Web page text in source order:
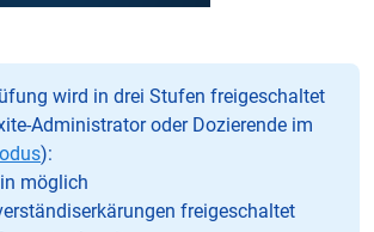
wird in drei Stufen freigeschaltet
Administrator oder Dozierende im
):
möglich
freigeschaltet